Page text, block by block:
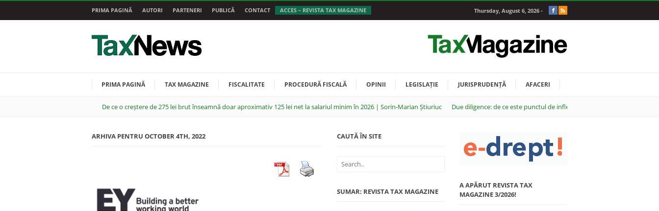
PRIMA PAGINĂ AUTORI PARTENERI PUBLICĂ CONTACT ACCES – REVISTA TAX MAGAZINE Thursday, August 6, 2026 -
PRIMA PAGINĂ TAX MAGAZINE FISCALITATE PROCEDURĂ FISCALĂ OPINII LEGISLAȚIE JURISPRUDENȚĂ AFACERI
De ce o creștere de 275 lei brut înseamnă doar aproximativ 125 lei net la salariul minim în 2026 | Sorin-Marian Știuriuc Due diligence: de ce este punctul de inflexiune al oricărei tranzacții M&A
ARHIVA PENTRU OCTOBER 4TH, 2022 CAUTĂ ÎN SITE
SUMAR: REVISTA TAX MAGAZINE
A APĂRUT REVISTA TAX
MAGAZINE 3/2026!